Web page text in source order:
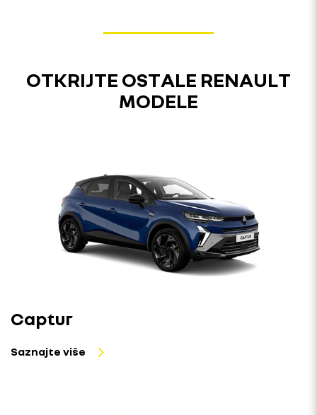
OTKRIJTE OSTALE RENAULT
MODELE
Captur
Saznajte više